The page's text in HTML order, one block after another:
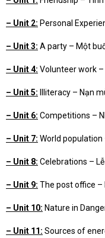
– Unit 2: Personal
– Unit3: A party – Một
– Unit4: Volunteer work
– Unit5: Illiteracy – Nạn
– Unit 6: Competitions –
– Unit 7: World population
– Unit 8: Celebrations –
– Unit 9: The post office –
– Unit 10: Nature in
– Unit 11: Sources of